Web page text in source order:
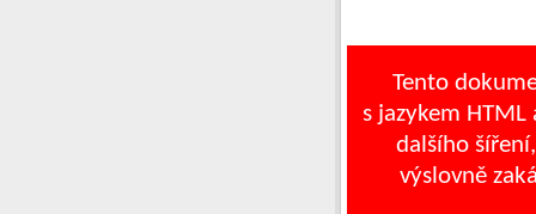
Tento
s jazykem
dalšího
výslovně